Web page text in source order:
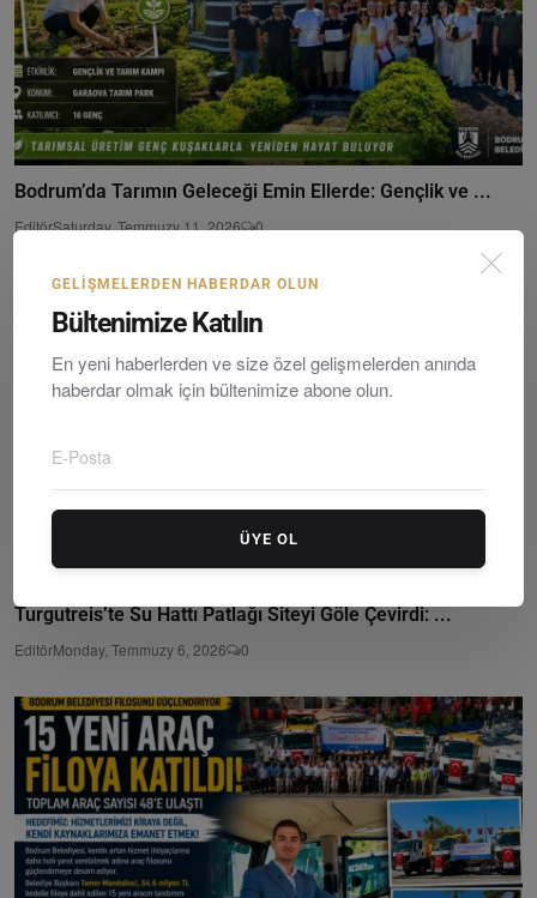
Bodrum’da Tarımın Geleceği Emin Ellerde: Gençlik ve ...
EditörSaturday, Temmuzy 11, 2026 0
Turgutreis’te Su Hattı Patlağı Siteyi Göle Çevirdi: ...
EditörMonday, Temmuzy 6, 2026 0
GELIŞMELERDEN HABERDAR OLUN
Bültenimize Katılın
En yeni haberlerden ve size özel gelişmelerden anında
haberdar olmak için bültenimize abone olun.
ÜYE OL